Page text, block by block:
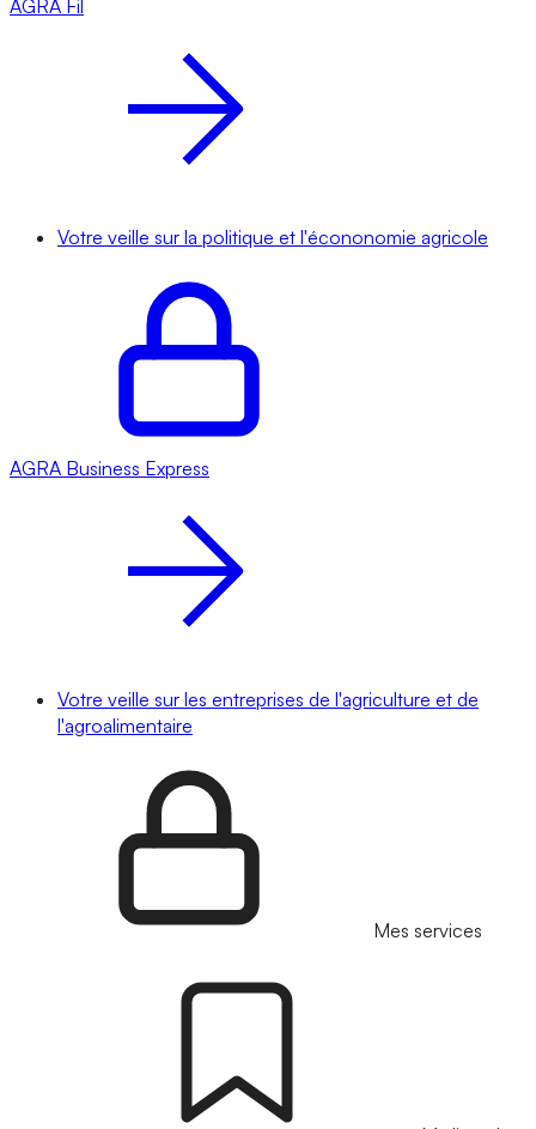
AGRA Fil
Votre veille sur la politique et l'écononomie agricole
AGRA Business Express
Votre veille sur les entreprises de l'agriculture et de
l'agroalimentaire
Mes services